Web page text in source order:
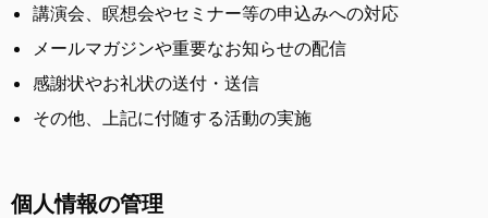
講演会、瞑想会やセミナー等の申込みへの対応
メールマガジンや重要なお知らせの配信
感謝状やお礼状の送付・送信
その他、上記に付随する活動の実施
個人情報の管理